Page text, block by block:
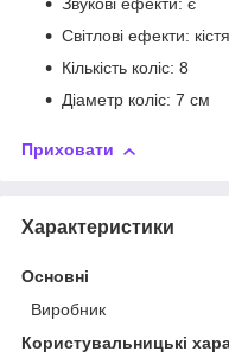
Звукові ефекти: є
Світлові ефекти: кістя
Кількість коліс: 8
Діаметр коліс: 7 см
Приховати
Характеристики
Основні
Виробник
Користувальницькі